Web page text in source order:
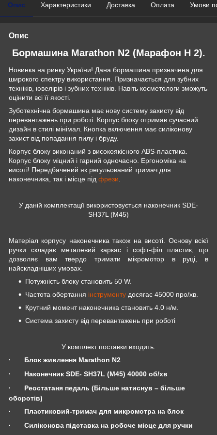
Опис Характеристики Доставка Оплата Умови
Опис
Бормашина Marathon N2 (Марафон Н 2).
Новинка на ринку України! Дана бормашина призначена для
широкого спектру використання. Призначається для зубних
техніків, ювелірів і зубних техніків. Навіть косметологи зможуть
оцінити всі її якості.
Зуботехнічна бормашина має нову систему захисту від
перевантажень при роботі. Корпус блоку отримав сучасний
дизайн в стилі мінімал. Кнопка включення має силіконову
захист від попадання пилу і бруду.
Корпус блоку виконаний з високоякісного ABS-пластика.
Корпус блоку міцний і гарний одночасно. Ергономіка на
висоті! Передбачений як регульований тримач для
наконечника, так і місце під фрези.
У даній комплектації використовується наконечник SDE-
SH37L (М45)
Матеріал корпусу наконечника також на висоті. Основу всієї
ручки складає металевий каркас і софт-філ пластик, що
дозволяє вам твердо тримати мікромотор в руці, в
найскладніших умовах.
Потужність блоку становить 50 W.
Частота обертання інструменту досягає 45000 про/хв.
Крутний момент наконечника становить 4.0 н/м.
Система захисту від перевантажень при роботі
У комплект поставки входить:
·
Блок живлення Marathon N2
·
Наконечник SDE- SH37L (М45) 40000 об/хв
·
Реостатаня педаль (Більше натиснув – більше
оборотів)
·
Пластиковий-тримач для микромотра на блок
·
Силіконова підставка на робоче місце для ручки